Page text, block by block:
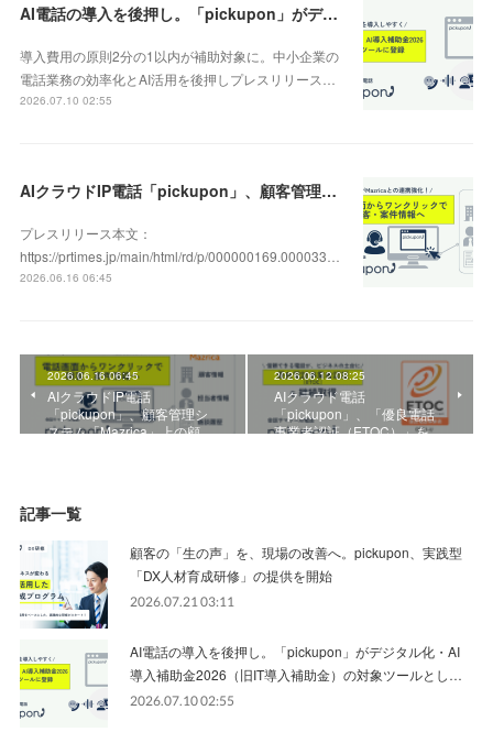
AI電話の導入を後押し。「pickupon」がデジタル化・AI導入補助金2026（旧IT導入補助金）の対象ツールとして登録
導入費用の原則2分の1以内が補助対象に。中小企業の
電話業務の効率化とAI活用を後押しプレスリリース…
2026.07.10 02:55
AIクラウドIP電話「pickupon」、顧客管理システム「Mazrica」上の顧客や案件の詳細情報へワンクリックで遷移できる新機能を追加
プレスリリース本文：
https://prtimes.jp/main/html/rd/p/000000169.000033…
2026.06.16 06:45
2026.06.16 06:45
AIクラウドIP電話
「pickupon」、顧客管理シ
ステム「Mazrica」上の顧…
2026.06.12 08:25
AIクラウド電話
「pickupon」、「優良電話
事業者認証（ETOC）」を…
記事一覧
顧客の「生の声」を、現場の改善へ。pickupon、実践型
「DX人材育成研修」の提供を開始
2026.07.21 03:11
AI電話の導入を後押し。「pickupon」がデジタル化・AI
導入補助金2026（旧IT導入補助金）の対象ツールとし…
2026.07.10 02:55